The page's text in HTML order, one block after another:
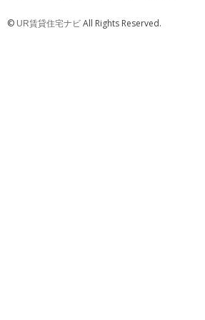
© UR賃貸住宅ナビ All Rights Reserved.